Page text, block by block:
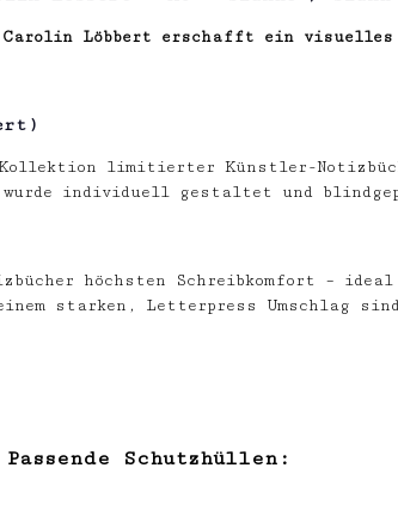
Löbbert erschafft ein
limitierter Künstler-
individuell gestaltet und
höchsten Schreibkomfort –
starken, Letterpress Umschlag
Passende Schutzhüllen: